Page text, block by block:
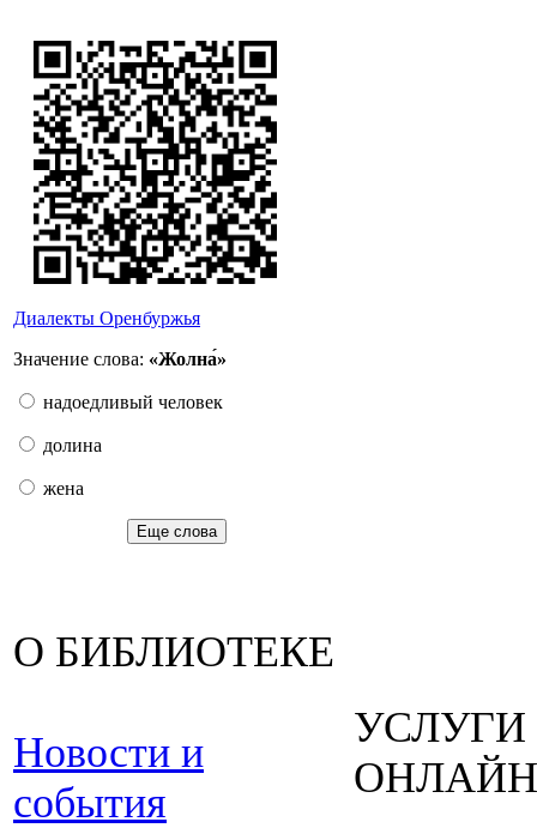
Диалекты Оренбуржья
Значение слова: «Жолна́»
надоедливый человек
долина
жена
Еще слова
О БИБЛИОТЕКЕ
Новости и
события
УСЛУГИ
ОНЛАЙН